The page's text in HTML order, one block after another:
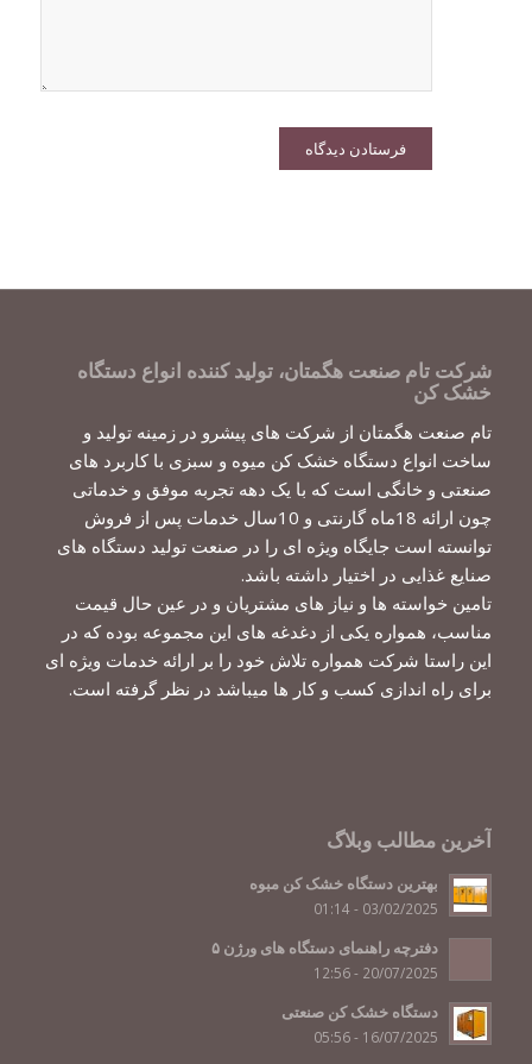
شرکت تام صنعت هگمتان، تولید کننده انواع دستگاه
خشک کن
تام صنعت هگمتان از شرکت های پیشرو در زمینه تولید و
ساخت انواع دستگاه خشک کن میوه و سبزی با کاربرد های
صنعتی و خانگی است که با یک دهه تجربه موفق و خدماتی
چون ارائه 18ماه گارنتی و 10سال خدمات پس از فروش
توانسته است جایگاه ویژه ای را در صنعت تولید دستگاه های
صنایع غذایی در اختیار داشته باشد.
تامین خواسته ها و نیاز های مشتریان و در عین حال قیمت
مناسب، همواره یکی از دغدغه های این مجموعه بوده که در
این راستا شرکت همواره تلاش خود را بر ارائه خدمات ویژه ای
برای راه اندازی کسب و کار ها میباشد در نظر گرفته است.
آخرین مطالب وبلاگ
بهترین دستگاه خشک کن مبوه
03/02/2025 - 01:14
دفترچه راهنمای دستگاه های ورژن ۵
20/07/2025 - 12:56
دستگاه خشک کن صنعتی
16/07/2025 - 05:56